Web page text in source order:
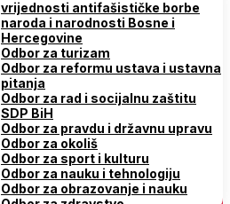
vrijednosti antifašističke borbe
naroda i narodnosti Bosne i
Hercegovine
Odbor za turizam
Odbor za reformu ustava i ustavna
pitanja
Odbor za rad i socijalnu zaštitu
SDP BiH
Odbor za pravdu i državnu upravu
Odbor za okoliš
Odbor za sport i kulturu
Odbor za nauku i tehnologiju
Odbor za obrazovanje i nauku